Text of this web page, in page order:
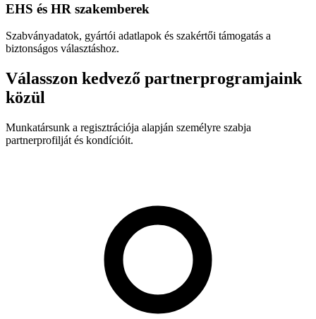
EHS és HR szakemberek
Szabványadatok, gyártói adatlapok és szakértői támogatás a
biztonságos választáshoz.
Válasszon kedvező partnerprogramjaink
közül
Munkatársunk a regisztrációja alapján személyre szabja
partnerprofilját és kondícióit.